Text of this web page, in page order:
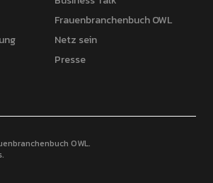
Frauenbranchenbuch OWL
Netz sein
Presse
OWL